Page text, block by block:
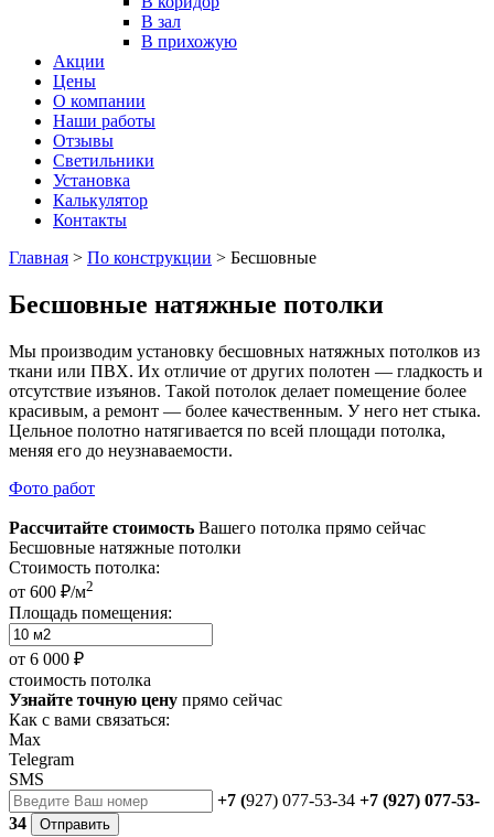
В зал
В прихожую
Акции
Цены
О компании
Наши работы
Отзывы
Светильники
Установка
Калькулятор
Контакты
Главная > По конструкции > Бесшовные
Бесшовные натяжные потолки
Мы производим установку бесшовных натяжных потолков из
ткани или ПВХ. Их отличие от других полотен — гладкость и
отсутствие изъянов. Такой потолок делает помещение более
красивым, а ремонт — более качественным. У него нет стыка.
Цельное полотно натягивается по всей площади потолка,
меняя его до неузнаваемости.
Фото работ
Рассчитайте стоимость Вашего потолка прямо сейчас
Бесшовные натяжные потолки
Стоимость потолка:
от 600 ₽/м2
Площадь помещения:
от 6 000 ₽
стоимость потолка
Узнайте точную цену прямо сейчас
Как с вами связаться:
Max
Telegram
SMS
+7 (927) 077-53-34 +7 (927) 077-53-
34
Отправить